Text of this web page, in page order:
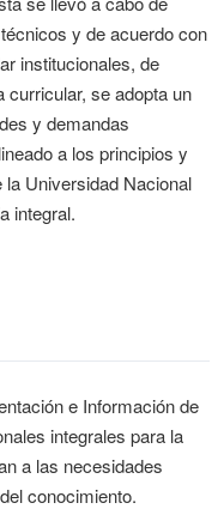
y de acuerdo con
institucionales, de
curricular, se adopta un
y demandas
a los principios y
Universidad Nacional
integral.
e Información de
integrales para la
a las necesidades
conocimiento.